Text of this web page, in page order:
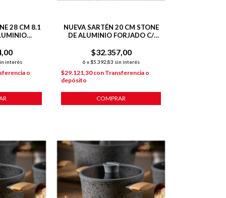
28 CM 8.1
interés
o
NUEVA SARTÉN 20 CM STONE
DE ALUMINIO FORJADO C/
INDUCCIÓN
$32.357,00
6 x $5.392,83 sin interés
$29.121,30con Transferencia o
depósito
COMPRAR